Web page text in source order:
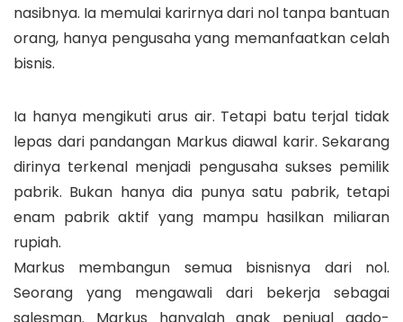
nasibnya. Ia memulai karirnya dari nol tanpa bantuan
orang, hanya pengusaha yang memanfaatkan celah
bisnis.
Ia hanya mengikuti arus air. Tetapi batu terjal tidak
lepas dari pandangan Markus diawal karir. Sekarang
dirinya terkenal menjadi pengusaha sukses pemilik
pabrik. Bukan hanya dia punya satu pabrik, tetapi
enam pabrik aktif yang mampu hasilkan miliaran
rupiah.
Markus membangun semua bisnisnya dari nol.
Seorang yang mengawali dari bekerja sebagai